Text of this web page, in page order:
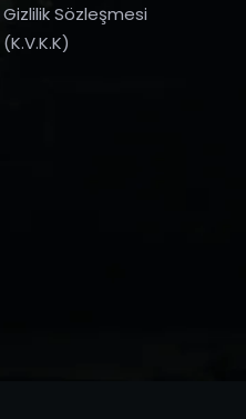
Gizlilik Sözleşmesi
(K.V.K.K)